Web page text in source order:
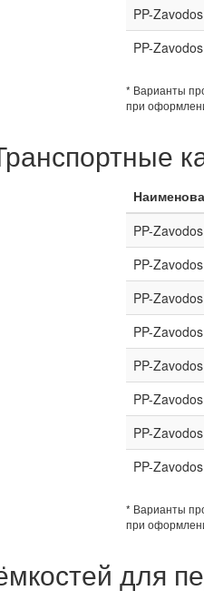
PP-
PP-
* Варианты
при
PP-
PP-
PP-
PP-
PP-
PP-
PP-
PP-
* Варианты
при
для